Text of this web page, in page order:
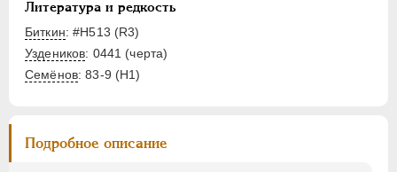
Литература и редкость
Биткин: #H513 (R3)
Уздеников: 0441 (черта)
Семёнов: 83-9 (H1)
Подробное описание
ПАВЕЛ I
1796-1801
АЛЕКСАНДР I
1801-1825
НИКОЛАЙ I 1826-1855
НИКОЛАЙ II 1894-1917